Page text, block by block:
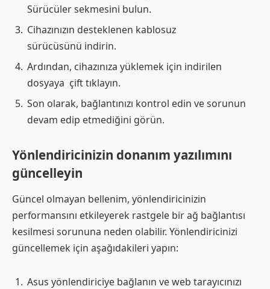
Sürücüler sekmesini bulun.
Cihazınızın desteklenen kablosuz
sürücüsünü indirin.
Ardından, cihazınıza yüklemek için indirilen
dosyaya çift tıklayın.
Son olarak, bağlantınızı kontrol edin ve sorunun
devam edip etmediğini görün.
Yönlendiricinizin donanım yazılımını
güncelleyin
Güncel olmayan bellenim, yönlendiricinizin
performansını etkileyerek rastgele bir ağ bağlantısı
kesilmesi sorununa neden olabilir. Yönlendiricinizi
güncellemek için aşağıdakileri yapın:
Asus yönlendiriciye bağlanın ve web tarayıcınızı